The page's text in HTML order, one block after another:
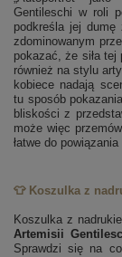
Gentileschi w roli
podkreśla jej dumę
zdominowanym
pokazać, że siła
również na stylu
kobiece nadają
tu sposób
bliskości z
może więc
łatwe do
👕 Koszulka z
Koszulka z
Artemisii
Sprawdzi się na